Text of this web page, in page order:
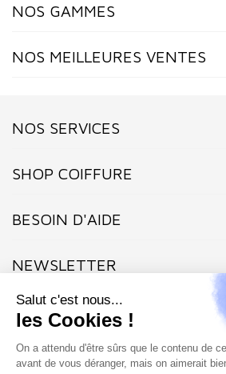
NOS GAMMES
NOS MEILLEURES VENTES
NOS SERVICES
SHOP COIFFURE
BESOIN D'AIDE
NEWSLETTER
Inscrivez-vous dès maintenant à notre
exclusivité nos offres flashs, promotions